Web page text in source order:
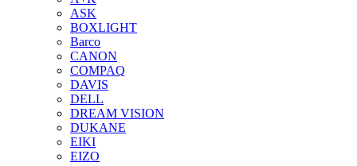
ASK
BOXLIGHT
Barco
CANON
COMPAQ
DAVIS
DELL
DREAM VISION
DUKANE
EIKI
EIZO